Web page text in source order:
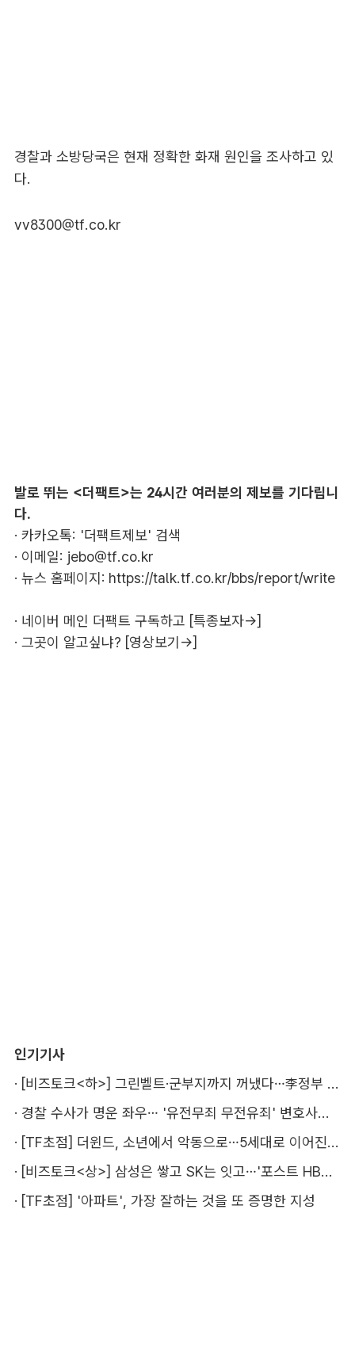
경찰과 소방당국은 현재 정확한 화재 원인을 조사하고 있
다.
vv8300@tf.co.kr
발로 뛰는 <더팩트>는 24시간 여러분의 제보를 기다립니
다.
· 카카오톡: '더팩트제보' 검색
· 이메일: jebo@tf.co.kr
· 뉴스 홈페이지: https://talk.tf.co.kr/bbs/report/write
· 네이버 메인 더팩트 구독하고 [특종보자→]
· 그곳이 알고싶냐? [영상보기→]
인기기사
·
[비즈토크<하>] 그린벨트·군부지까지 꺼냈다…李정부 '공급 속도전' 통할까
·
경찰 수사가 명운 좌우… '유전무죄 무전유죄' 변호사비 부담 우려
·
[TF초점] 더윈드, 소년에서 악동으로…5세대로 이어진 지코·박경
·
[비즈토크<상>] 삼성은 쌓고 SK는 잇고…'포스트 HBM' 주도권 누가 잡을까
· [TF초점] '아파트', 가장 잘하는 것을 또 증명한 지성